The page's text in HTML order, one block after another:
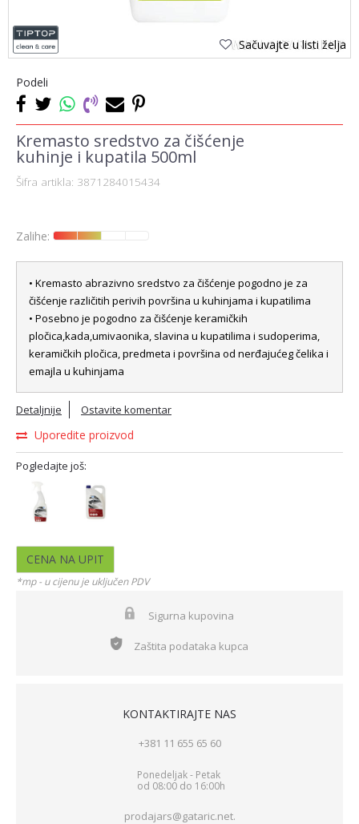
Sačuvajte u listi želja
Podeli
Kremasto sredstvo za čišćenje
kuhinje i kupatila 500ml
Šifra artikla: 3871284015434
Zalihe:
• Kremasto abrazivno sredstvo za čišćenje pogodno je za
čišćenje različitih perivih površina u kuhinjama i kupatilima
• Posebno je pogodno za čišćenje keramičkih
pločica,kada,umivaonika, slavina u kupatilima i sudoperima,
keramičkih pločica, predmeta i površina od nerđajućeg čelika i
emajla u kuhinjama
Detaljnije Ostavite komentar
Uporedite proizvod
Pogledajte još:
CENA NA UPIT
*mp - u cijenu je uključen PDV
Sigurna kupovina
Zaštita podataka kupca
KONTAKTIRAJTE NAS
+381 11 655 65 60
Ponedeljak - Petak
od 08:00 do 16:00h
prodajars@gataric.net.